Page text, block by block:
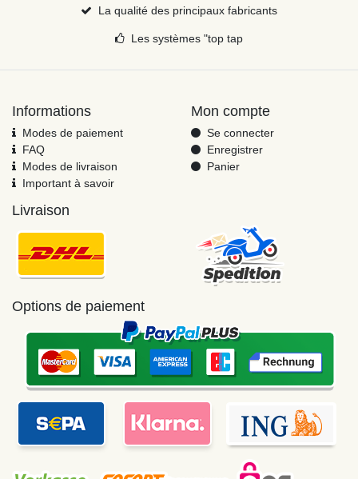
La qualité des principaux fabricants
Les systèmes "top tap
Informations
Modes de paiement
FAQ
Modes de livraison
Important à savoir
Mon compte
Se connecter
Enregistrer
Panier
Livraison
Options de paiement